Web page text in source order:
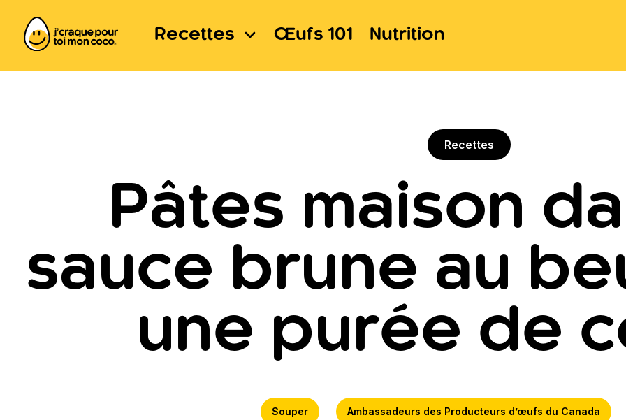
Recettes Œufs 101 Nutrition
Recettes
Pâtes maison
sauce brune au
une purée de
Souper Ambassadeurs des Producteurs d’œufs du Canada